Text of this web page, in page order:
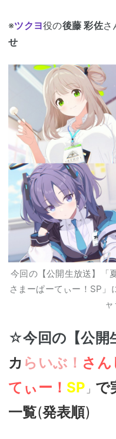
※ツクヨ役の後藤 彩佐さ
せ
今回の【公開生放送】「
さまーぱーてぃー！SP」
☆今回の【公開
カ らいぶ！ さ
てぃー！ SP 」 で
一覧(発表順)